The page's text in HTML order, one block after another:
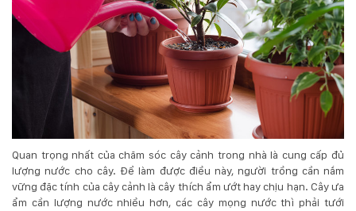
0931.914.968
hoasenvietdn@gmail.com
Quan trọng nhất của chăm sóc cây cảnh trong nhà là cung cấp đủ
lượng nước cho cây. Để làm được điều này, người trồng cần nắm
vững đặc tính của cây cảnh là cây thích ẩm ướt hay chịu hạn. Cây ưa
ẩm cần lượng nước nhiều hơn, các cây mọng nước thì phải tưới